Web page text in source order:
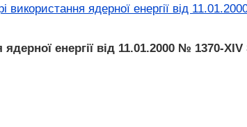
використання ядерної енергії від
енергії від 11.01.2000 № 1370-XIV